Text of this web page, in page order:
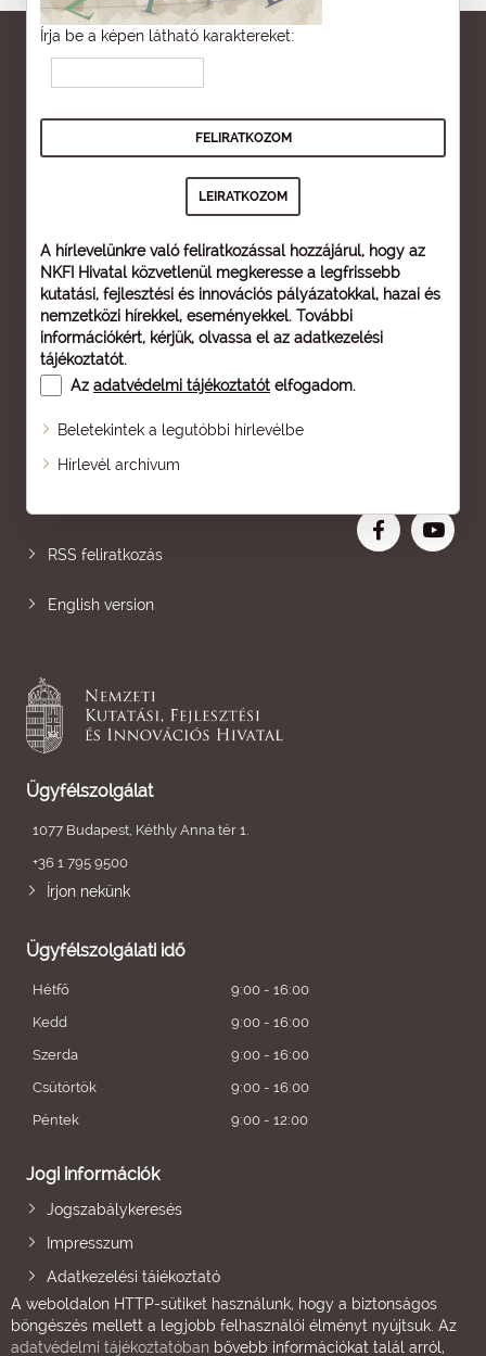
Írja be a képen látható karaktereket:
A hírlevelünkre való feliratkozással hozzájárul, hogy az
NKFI Hivatal közvetlenül megkeresse a legfrissebb
kutatási, fejlesztési és innovációs pályázatokkal, hazai és
nemzetközi hírekkel, eseményekkel. További
információkért, kérjük, olvassa el az adatkezelési
tájékoztatót.
Az adatvédelmi tájékoztatót elfogadom.
Beletekintek a legutóbbi hírlevélbe
Hírlevél archívum
Oldaltérkép
RSS feliratkozás
English version
Ügyfélszolgálat
1077 Budapest, Kéthly Anna tér 1.
+36 1 795 9500
Írjon nekünk
Ügyfélszolgálati idő
Hétfő
9:00 - 16:00
Kedd
9:00 - 16:00
Szerda
9:00 - 16:00
Csütörtök
9:00 - 16:00
Péntek
9:00 - 12:00
Jogi információk
Jogszabálykeresés
Impresszum
Adatkezelési tájékoztató
A weboldalon HTTP-sütiket használunk, hogy a biztonságos
böngészés mellett a legjobb felhasználói élményt nyújtsuk. Az
adatvédelmi tájékoztatóban bővebb információkat talál arról,